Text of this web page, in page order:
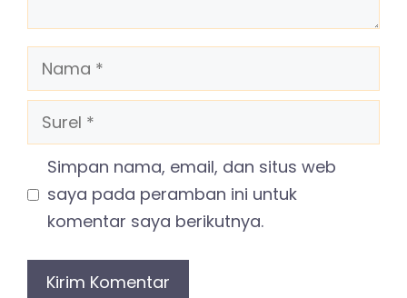
Nama
Surel
Simpan nama, email, dan situs web
saya pada peramban ini untuk
komentar saya berikutnya.